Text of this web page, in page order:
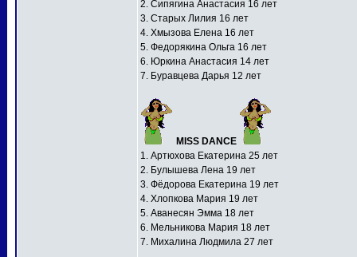
2. Сипягина Анастасия 16 лет
3. Старых Лилия 16 лет
4. Хмызова Елена 16 лет
5. Федорякина Ольга 16 лет
6. Юркина Анастасия 14 лет
7. Буравцева Дарья 12 лет
MISS DANCE
1. Артюхова Екатерина 25 лет
2. Булышева Лена 19 лет
3. Фёдорова Екатерина 19 лет
4. Хлопкова Мария 19 лет
5. Аванесян Эмма 18 лет
6. Мельникова Мария 18 лет
7. Михалина Людмила 27 лет